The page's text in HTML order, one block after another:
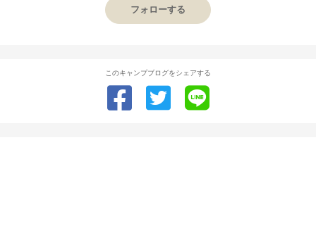
フォローする
このキャンプブログをシェアする